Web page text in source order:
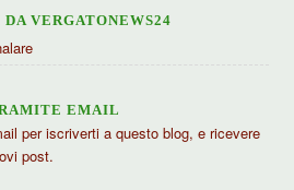
VERGATONEWS24
EMAIL
per iscriverti a questo blog, e ricevere
post.